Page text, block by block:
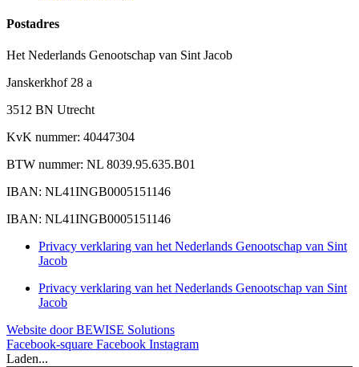
Postadres
Het Nederlands Genootschap van Sint Jacob
Janskerkhof 28 a
3512 BN Utrecht
KvK nummer: 40447304
BTW nummer: NL 8039.95.635.B01
IBAN: NL41INGB0005151146
IBAN: NL41INGB0005151146
Privacy verklaring van het Nederlands Genootschap van Sint
Jacob
Privacy verklaring van het Nederlands Genootschap van Sint
Jacob
Website door BEWISE Solutions
Facebook-square Facebook Instagram
Laden...